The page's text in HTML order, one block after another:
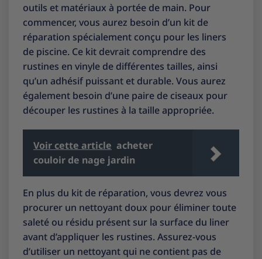
outils et matériaux à portée de main. Pour
commencer, vous aurez besoin d’un kit de
réparation spécialement conçu pour les liners
de piscine. Ce kit devrait comprendre des
rustines en vinyle de différentes tailles, ainsi
qu’un adhésif puissant et durable. Vous aurez
également besoin d’une paire de ciseaux pour
découper les rustines à la taille appropriée.
Voir cette article acheter
couloir de nage jardin
En plus du kit de réparation, vous devrez vous
procurer un nettoyant doux pour éliminer toute
saleté ou résidu présent sur la surface du liner
avant d’appliquer les rustines. Assurez-vous
d’utiliser un nettoyant qui ne contient pas de